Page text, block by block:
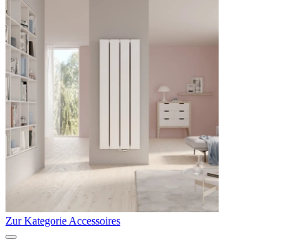
Zur Kategorie Accessoires